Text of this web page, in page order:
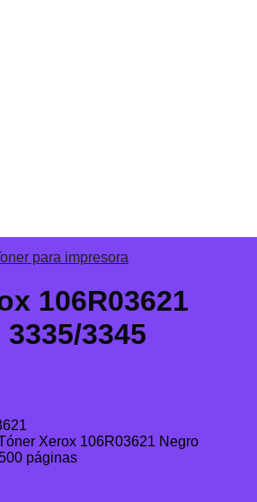
para impresora
106R03621
3345
páginas